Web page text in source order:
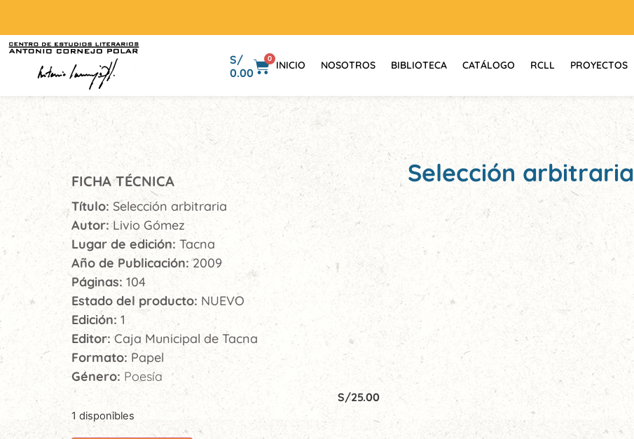
S/
0.00
0
INICIO NOSOTROS BIBLIOTECA CATÁLOGO RCLL PROYECTOS
FICHA TÉCNICA
Título: Selección arbitraria
Autor:Livio Gómez
Lugar de edición: Tacna
Año de Publicación:2009
Páginas: 104
Estado del producto: NUEVO
Edición: 1
Editor:Caja Municipal de Tacna
Formato: Papel
Género: Poesía
S/25.00
1 disponibles
Selección arbitraria